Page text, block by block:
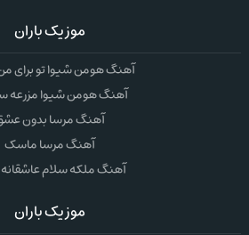
موزیک باران
آهنگ هومن شیوا تو برای
آهنگ هومن شیوا مزرعه
آهنگ مرسا بدون
آهنگ مرسا ماسک
آهنگ ملکه سلام عاشقانه
موزیک باران